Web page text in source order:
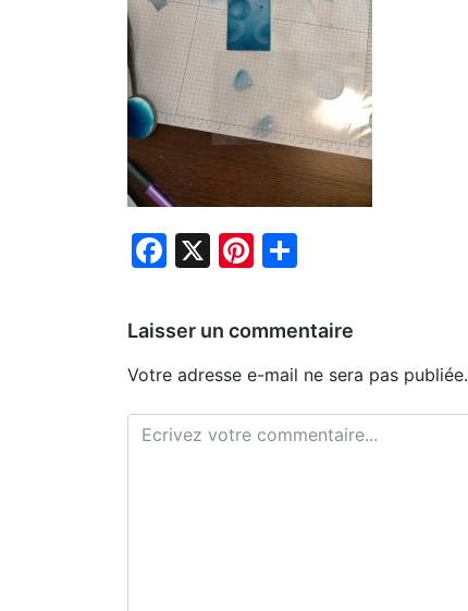
Facebook
X Pinterest
Laisser un commentaire
Votre adresse e-mail ne sera pas publiée.